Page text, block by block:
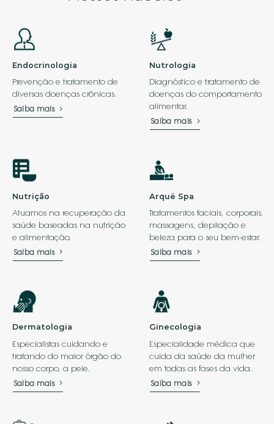
Endocrinologia
Prevenção e tratamento de
diversas doenças crônicas.
Saiba mais
Nutrologia
Diagnóstico e tratamento de
doenças do comportamento
alimentar.
Saiba mais
Nutrição
Atuamos na recuperação da
saúde baseadas na nutrição
e alimentação.
Saiba mais
Arquë Spa
Tratamentos faciais, corporais,
massagens, depilação e
beleza para o seu bem-estar.
Saiba mais
Dermatologia
Especialistas cuidando e
tratando do maior órgão do
nosso corpo, a pele.
Saiba mais
Ginecologia
Especialidade médica que
cuida da saúde da mulher
em todas as fases da vida.
Saiba mais